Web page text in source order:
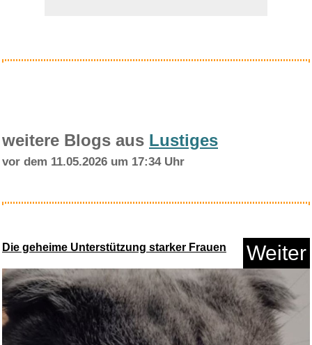
Anzeige
weitere Blogs aus Lustiges
vor dem 11.05.2026 um 17:34 Uhr
Die geheime Unterstützung starker Frauen Weiter